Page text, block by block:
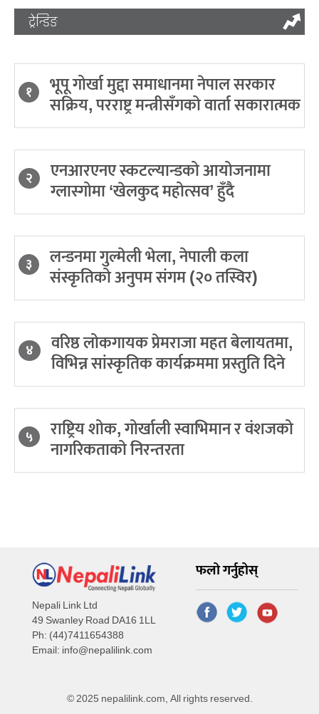
ट्रेन्डिङ
१ भूपू गोर्खा मुद्दा समाधानमा नेपाल सरकार
सक्रिय, परराष्ट्र मन्त्रीसँगको वार्ता सकारात्मक
२ एनआरएनए स्कटल्यान्डको आयोजनामा
ग्लास्गोमा ‘खेलकुद महोत्सव’ हुँदै
३ लन्डनमा गुल्मेली भेला, नेपाली कला
संस्कृतिको अनुपम संगम (२० तस्विर)
४ वरिष्ठ लोकगायक प्रेमराजा महत बेलायतमा,
विभिन्न सांस्कृतिक कार्यक्रममा प्रस्तुति दिने
५ राष्ट्रिय शोक, गोर्खाली स्वाभिमान र वंशजको
नागरिकताको निरन्तरता
Nepali Link Ltd
49 Swanley Road DA16 1LL
Ph: (44)7411654388
Email: info@nepalilink.com
फलो गर्नुहोस्
© 2025 nepalilink.com, All rights reserved.